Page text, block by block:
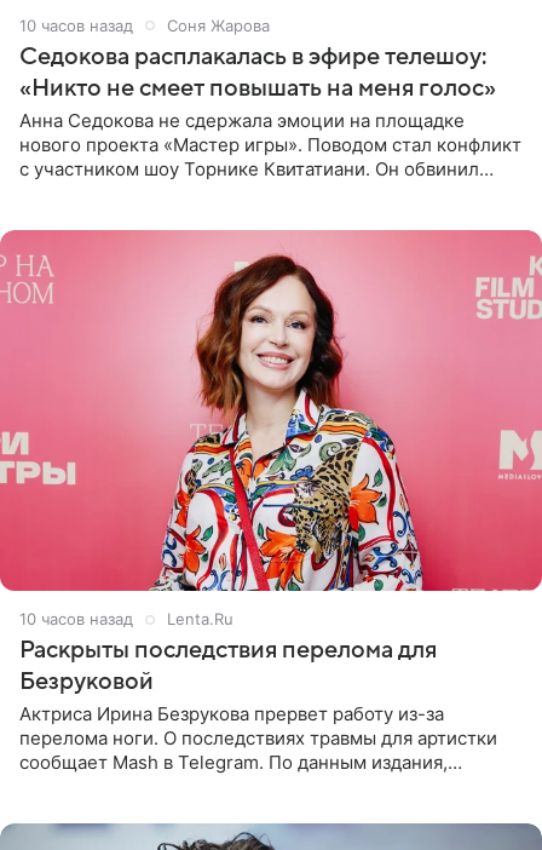
10 часов назад Соня Жарова
Седокова расплакалась в эфире телешоу:
«Никто не смеет повышать на меня голос»
Анна Седокова не сдержала эмоции на площадке
нового проекта «Мастер игры». Поводом стал конфликт
с участником шоу Торнике Квитатиани. Он обвинил
10 часов назад Lenta.Ru
Раскрыты последствия перелома для
Безруковой
Актриса Ирина Безрукова прервет работу из-за
перелома ноги. О последствиях травмы для артистки
сообщает Mash в Telegram. По данным издания,